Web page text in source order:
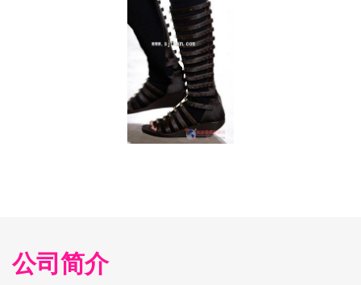
公司简介